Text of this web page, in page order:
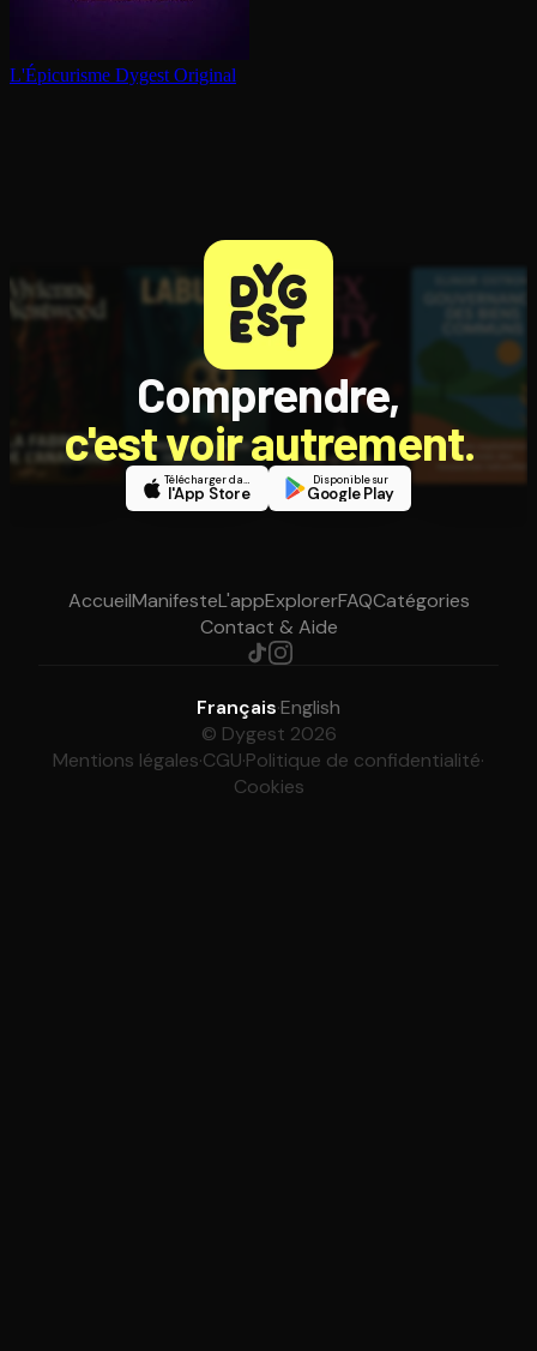
L'Épi­cu­risme Dygest Original
Comprendre,
c'est voir autrement.
Télécharger dans
l'App Store
Disponible sur
Google Play
AccueilManifesteL'appExplorerFAQCatégories
Contact & Aide
Français·English
© Dygest 2026
Mentions légales·CGU·Politique de confidentialité·
Cookies